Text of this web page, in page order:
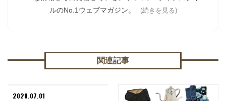
ルのNo.1ウェブマガジン。
(続きを見る)
関連記事
2020.07.01